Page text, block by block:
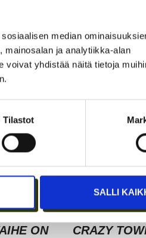
median
mainosalan ja analytiikka-alan
yhdistää näitä tietoja
Tilastot
SALLI
IHMISTEN
SYNTYY
ON
CRAZY